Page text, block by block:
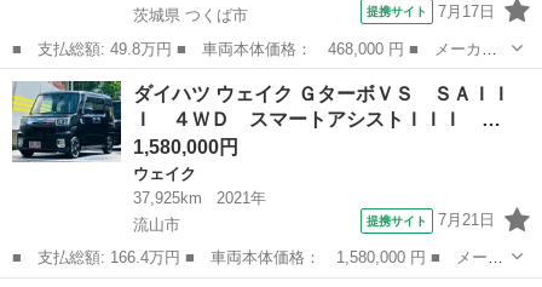
茨城県 つくば市
提携サイト 7月17日
■ 支払総額: 49.8万円 ■ 車両本体価格： 468,000 円 ■ メーカー
名： ダイハツ ■ 車種名： ウェイク ■ グレード名： Ｘ ドラ
イブレコーダー ＥＴＣ 両側スライド・片側電動 ナビ ＴＶ オ
ートライト ...
茨城 つくば市 ウェイク
ダイハツ ウェイク ＧターボＶＳ ＳＡＩＩ
Ｉ ４ＷＤ スマートアシストＩＩＩ …
1,580,000円
ウェイク
37,925km
2021年
流山市
提携サイト 7月21日
■ 支払総額: 166.4万円 ■ 車両本体価格： 1,580,000 円 ■ メーカ
ー名： ダイハツ ■ 車種名： ウェイク ■ グレード名： Ｇター